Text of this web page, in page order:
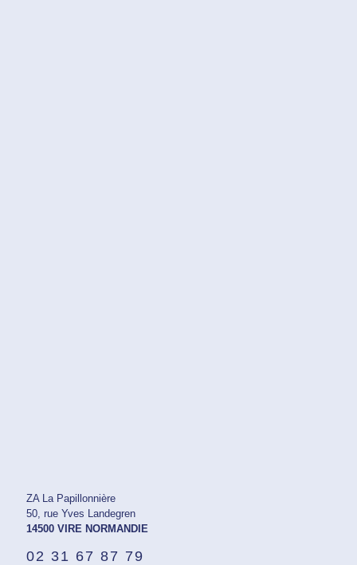
ZA La Papillonnière
50, rue Yves Landegren
14500 VIRE NORMANDIE
02 31 67 87 79